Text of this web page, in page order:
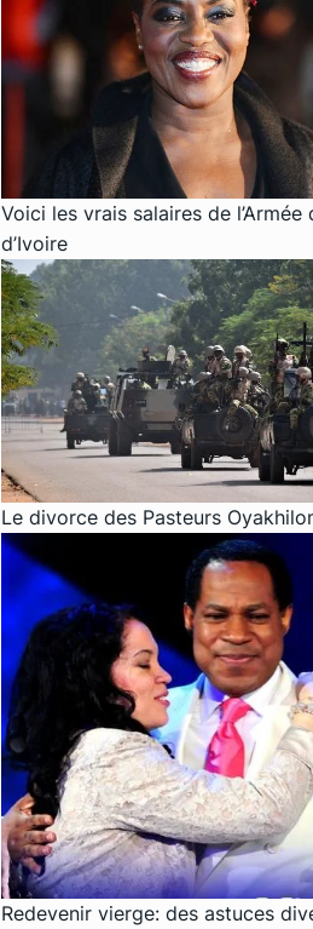
Voici les vrais salaires de l’Armée
d’Ivoire
Le divorce des Pasteurs
Redevenir vierge: des astuces